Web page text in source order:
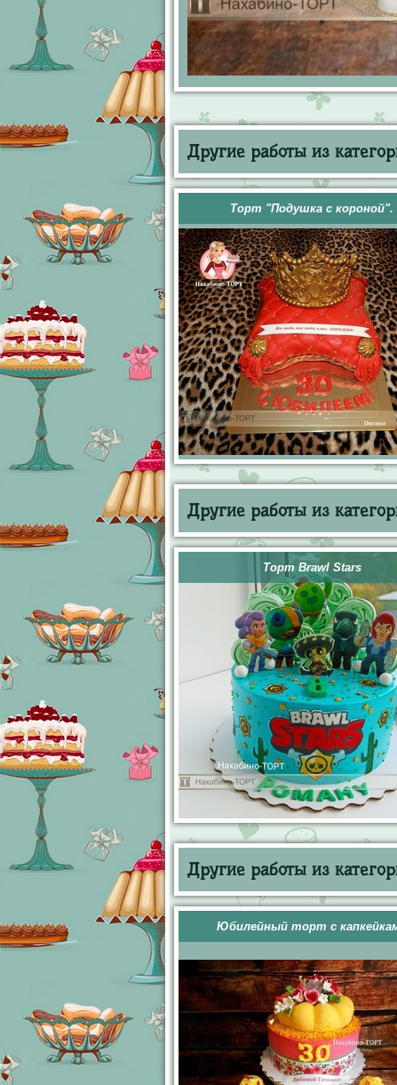
Другие работы из
Торт "Подушка с короной".
Другие работы из
Торт Brawl Stars
Другие работы из
Юбилейный торт с